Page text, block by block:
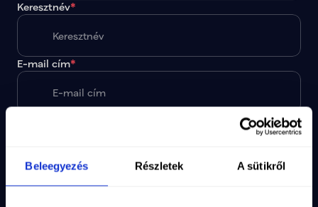
Beleegyezés Részletek A sütikről
Keresztnév*
E-mail cím*